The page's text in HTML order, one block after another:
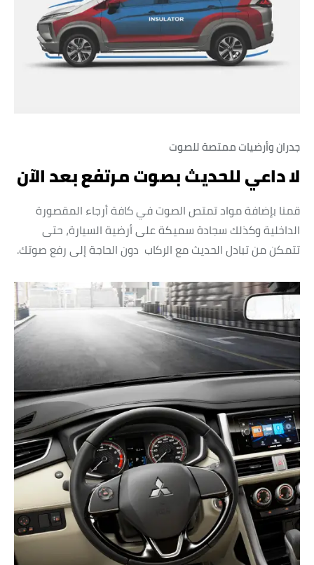
جدران وأرضيات ممتصة للصوت
لا داعي للحديث بصوت مرتفع بعد الآن
قمنا بإضافة مواد تمتص الصوت في كافة أرجاء المقصورة
الداخلية وكذلك سجادة سميكة على أرضية السيارة، حتى
تتمكن من تبادل الحديث مع الركاب دون الحاجة إلى رفع صوتك.